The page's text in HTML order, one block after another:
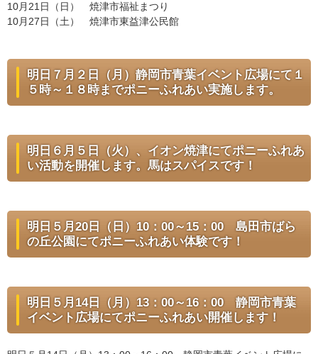
10月21日（日） 焼津市福祉まつり
10月27日（土） 焼津市東益津公民館
明日７月２日（月）静岡市青葉イベント広場にて１
５時～１８時までポニーふれあい実施します。
明日６月５日（火）、イオン焼津にてポニーふれあ
い活動を開催します。馬はスパイスです！
明日５月20日（日）10：00～15：00 島田市ばら
の丘公園にてポニーふれあい体験です！
明日５月14日（月）13：00～16：00 静岡市青葉
イベント広場にてポニーふれあい開催します！